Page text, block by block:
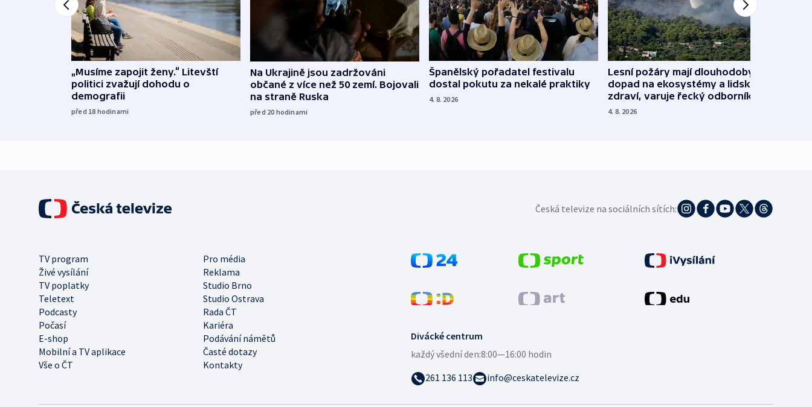
„Musíme zapojit ženy.“ Litevští
politici zvažují dohodu o
demografii
před 18 hodinami
Na Ukrajině jsou zadržováni
občané z více než 50 zemí. Bojovali
na straně Ruska
před 20 hodinami
Španělský pořadatel festivalu
dostal pokutu za nekalé praktiky
4. 8. 2026
Lesní požáry mají dlouhodobý
dopad na ekosystémy a lidské
zdraví, varuje řecký odborník
4. 8. 2026
Česká televize na sociálních sítích:
TV program
Pro média
Živé vysílání
Reklama
TV poplatky
Studio Brno
Teletext
Studio Ostrava
Podcasty
Rada ČT
Počasí
Kariéra
E-shop
Podávání námětů
Mobilní a TV aplikace
Časté dotazy
Vše o ČT
Kontakty
Divácké centrum
každý všední den:8:00—16:00 hodin
261 136 113
info@ceskatelevize.cz